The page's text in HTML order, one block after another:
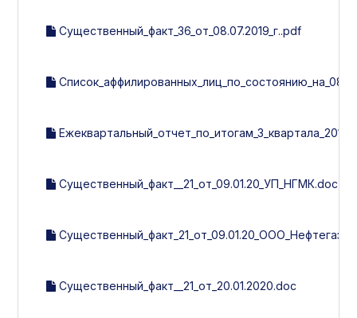
Существенный_факт_36_от_08.07.2019_г..pdf
Существенный_факт__21_от_09.01.20_УП_НГМК.doc
Существенный_факт__21_от_20.01.2020.doc